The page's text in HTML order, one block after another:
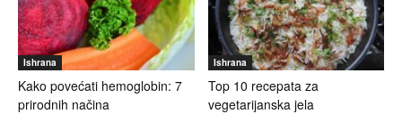
Ishrana
Kako povećati hemoglobin: 7
prirodnih načina
Ishrana
Top 10 recepata za
vegetarijanska jela